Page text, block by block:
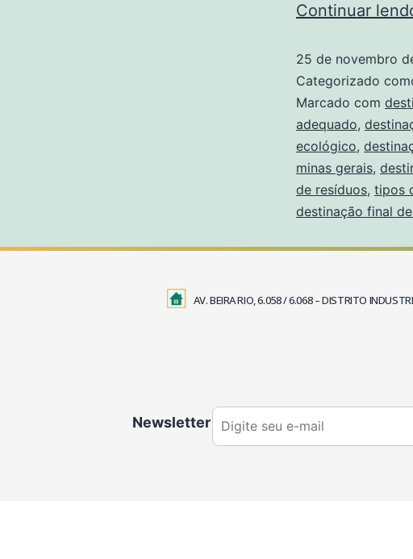
Continuar
25 de novembro
Categorizado
Marcado com
adequado,
ecológico,
minas gerais,
de resíduos, tipos
destinação final
AV. BEIRA RIO, 6.058 / 6.068 – DISTRITO
Newsletter